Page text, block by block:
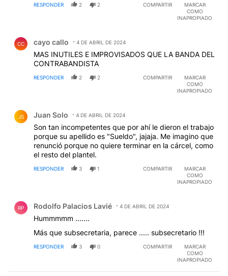
RESPONDER 2 2 COMPARTIR
MARCAR
COMO
INAPROPIADO
CC cayo callo 4 DE ABRIL DE 2024
MAS INUTILES E IMPROVISADOS QUE LA BANDA DEL
CONTRABANDISTA
RESPONDER 2 2 COMPARTIR
MARCAR
COMO
INAPROPIADO
JS Juan Solo 4 DE ABRIL DE 2024
Son tan incompetentes que por ahí le dieron el trabajo
porque su apellido es "Sueldo", jajaja. Me imagino que
renunció porque no quiere terminar en la cárcel, como
el resto del plantel.
RESPONDER 3 1 COMPARTIR
MARCAR
COMO
INAPROPIADO
RP Rodolfo Palacios Lavié 4 DE ABRIL DE 2024
Hummmmm .......
Más que subsecretaria, parece ..... subsecretario !!!
RESPONDER 3 0 COMPARTIR
MARCAR
COMO
INAPROPIADO